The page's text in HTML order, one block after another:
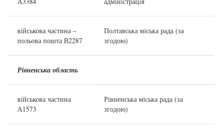
військова частина –
польова пошта В2287
Полтавська міська рада (за
згодою)
Рівненська область
військова частина
А1573
Рівненська міська рада (за
згодою)